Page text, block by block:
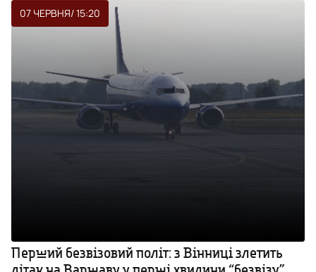
07 ЧЕРВНЯ/ 15:20
Перший безвізовий політ: з Вінниці злетить